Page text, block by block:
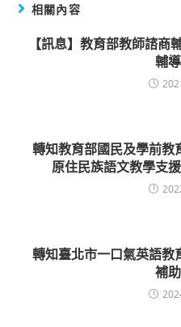
相關內容
【訊息】教育部教師諮商
輔
轉知教育部國民及學前教
原住民族語文教學支
轉知臺北市一口氣英語教
補